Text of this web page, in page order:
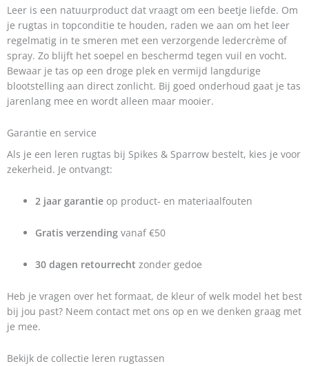
Leer is een natuurproduct dat vraagt om een beetje liefde. Om
je rugtas in topconditie te houden, raden we aan om het leer
regelmatig in te smeren met een verzorgende ledercrème of
spray. Zo blijft het soepel en beschermd tegen vuil en vocht.
Bewaar je tas op een droge plek en vermijd langdurige
blootstelling aan direct zonlicht. Bij goed onderhoud gaat je tas
jarenlang mee en wordt alleen maar mooier.
Garantie en service
Als je een leren rugtas bij Spikes & Sparrow bestelt, kies je voor
zekerheid. Je ontvangt:
2 jaar garantie op product- en materiaalfouten
Gratis verzending vanaf €50
30 dagen retourrecht zonder gedoe
Heb je vragen over het formaat, de kleur of welk model het best
bij jou past? Neem contact met ons op en we denken graag met
je mee.
Bekijk de collectie leren rugtassen